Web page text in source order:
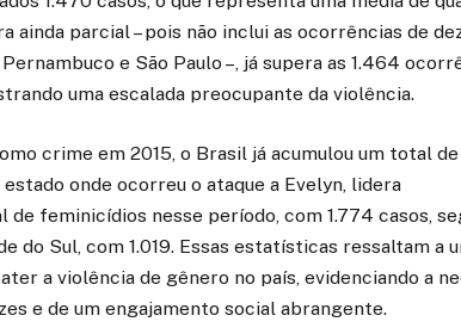
ainda parcial – pois não inclui as ocorrências de
e São Paulo –, já supera as 1.464
uma escalada preocupante da violência.
crime em 2015, o Brasil já acumulou um total
onde ocorreu o ataque a Evelyn, lidera
feminicídios nesse período, com 1.774 casos,
do Sul, com 1.019. Essas estatísticas ressaltam a
a violência de gênero no país, evidenciando a
e de um engajamento social abrangente.